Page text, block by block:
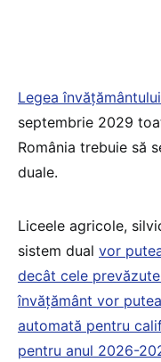
Legea
septembrie 2029
România trebuie să
duale.
Liceele agricole,
sistem dual vor
decât cele
învățământ vor
automată pentru
pentru anul 2026-